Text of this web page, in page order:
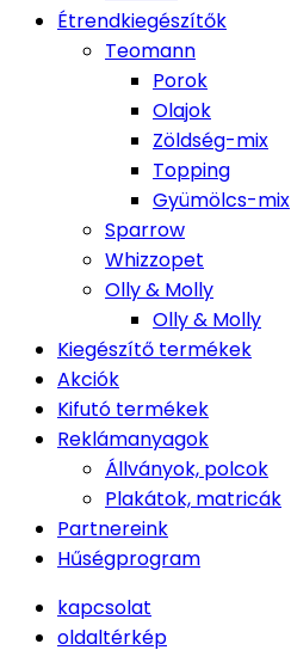
Étrendkiegészítők
Teomann
Porok
Olajok
Zöldség-mix
Topping
Gyümölcs-mix
Sparrow
Whizzopet
Olly & Molly
Olly & Molly
Kiegészítő termékek
Akciók
Kifutó termékek
Reklámanyagok
Állványok, polcok
Plakátok, matricák
Partnereink
Hűségprogram
kapcsolat
oldaltérkép